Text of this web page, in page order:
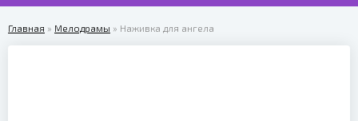
Главная » Мелодрамы » Наживка для ангела